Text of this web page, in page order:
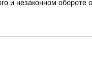
и незаконном обороте